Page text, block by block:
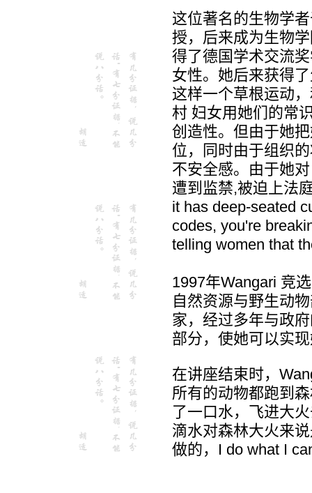
这位著名的生物学
授，后来成为生物
得了德国学术交流
女性。她后来获得
这样一个草根运动
村 妇女用她们的常
创造性。但由于她
位，同时由于组织
不安全感。由于她
遭到监禁,被迫上法
it has deep-seated
codes, you're
telling women that
1997年Wangari 竞
自然资源与野生动
家，经过多年与政
部分，使她可以实
在讲座结束时，
所有的动物都跑到
了一口水，飞进大
滴水对森林大火来
做的，I do what I